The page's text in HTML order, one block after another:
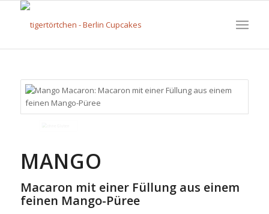
MANGO
Macaron mit einer Füllung aus einem
feinen Mango-Püree